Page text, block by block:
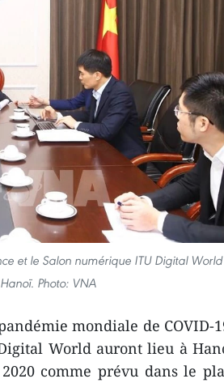
et le Salon numérique ITU Digital World
Photo: VNA
mondiale de COVID-
World auront lieu à
comme prévu dans le